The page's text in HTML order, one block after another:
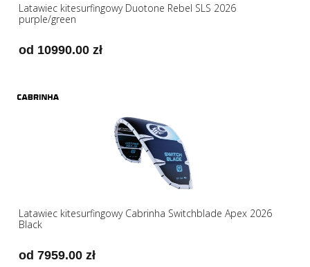
Latawiec kitesurfingowy Duotone Rebel SLS 2026
purple/green
od 10990.00 zł
Latawiec kitesurfingowy Cabrinha Switchblade Apex 2026
Black
od 7959.00 zł